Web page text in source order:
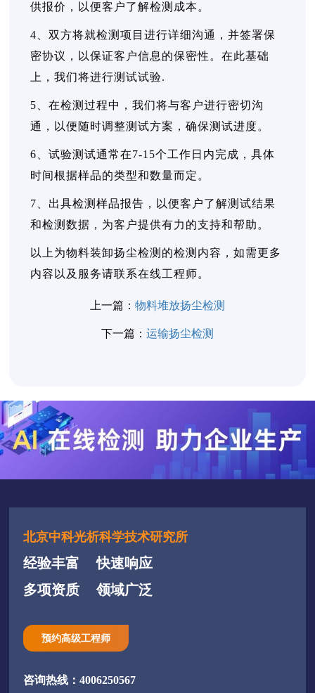
供报价，以便客户了解检测成本。
4、双方将就检测项目进行详细沟通，并签署保
密协议，以保证客户信息的保密性。在此基础
上，我们将进行测试试验.
5、在检测过程中，我们将与客户进行密切沟
通，以便随时调整测试方案，确保测试进度。
6、试验测试通常在7-15个工作日内完成，具体
时间根据样品的类型和数量而定。
7、出具检测样品报告，以便客户了解测试结果
和检测数据，为客户提供有力的支持和帮助。
以上为物料装卸扬尘检测的检测内容，如需更多
内容以及服务请联系在线工程师。
上一篇： 物料堆放扬尘检测
下一篇： 运输扬尘检测
北京中科光析科学技术研究所
经验丰富
快速响应
多项资质
领域广泛
预约高级工程师
咨询热线：4006250567